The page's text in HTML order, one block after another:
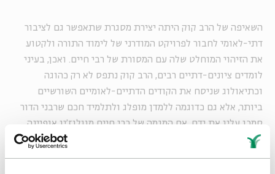
השאיפה של הרב קוק היתה יצירת מסגרת שתאפשר גם לציבור
דתי-לאומי לחבור לפרויקט המודרני של לימוד התורה ולקטוע
את הזיהוי המוחלט שלה עם המסורת של רבי חיים. ואכן, בעיני
לומדים ציונים-דתיים רבים, הרב קוק נתפס לא רק כהוגה
וכתיאולוג שניסח את הקודים הדתיים-לאומיים השורשיים
ביותר, אלא גם כדוגמה ללמדן מופלג ולתלמיד חכם שרבני הדור
סמכו עליו את ידם. אם המגמה של רבי חיים מוולוז'ין אופיינה
בתגובה לחסידות ובצורך דחוף להעמיד את לימוד התורה על